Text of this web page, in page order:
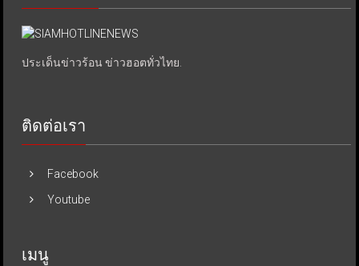
ประเด็นข่าวร้อน ข่าวฮอตทั่วไทย.
ติดต่อเรา
Facebook
Youtube
เมนู